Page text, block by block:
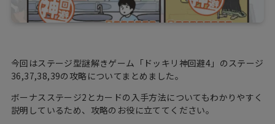
今回はステージ型謎解きゲーム「ドッキリ神回避4」のステージ
36,37,38,39の攻略についてまとめました。
ボーナスステージ2とカードの入手方法についてもわかりやすく
説明しているため、攻略のお役に立ててください。